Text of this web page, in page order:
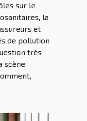
sur le
la
et
de pollution
très
scène